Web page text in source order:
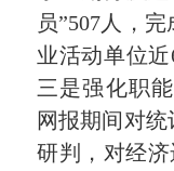
员”507人，
业活动单位近
三是强化职
网报期间对统
研判，对经